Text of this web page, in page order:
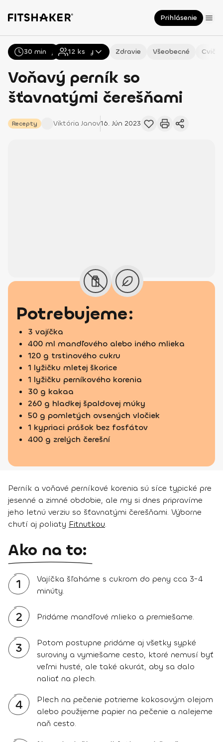
Prihlásenie
Všetky Recepty Zdravie Všeobecné
Voňavý perník so
šťavnatými čerešňami
Recepty Viktória Janov16. Jún 2023
30 min 12 ks
Potrebujeme:
3 vajíčka
400 ml mandľového alebo iného mlieka
120 g trstinového cukru
1 lyžičku mletej škorice
1 lyžičku perníkového korenia
30 g kakaa
260 g hladkej špaldovej múky
50 g pomletých ovsených vločiek
1 kypriaci prášok bez fosfátov
400 g zrelých čerešní
Perník a voňavé perníkové korenia sú síce typické pre
jesenné a zimné obdobie, ale my si dnes pripravíme
jeho letnú verziu so šťavnatými čerešňami. Výborne
chutí aj poliaty Fitnutkou.
Ako na to:
1
Vajíčka šľaháme s cukrom do peny cca 3-4
minúty.
2 Pridáme mandľové mlieko a premiešame.
3
Potom postupne pridáme aj všetky sypké
suroviny a vymiešame cesto, ktoré nemusí byť
veľmi husté, ale také akurát, aby sa dalo
naliať na plech.
4
Plech na pečenie potrieme kokosovým olejom
alebo použijeme papier na pečenie a nalejeme
naň cesto.